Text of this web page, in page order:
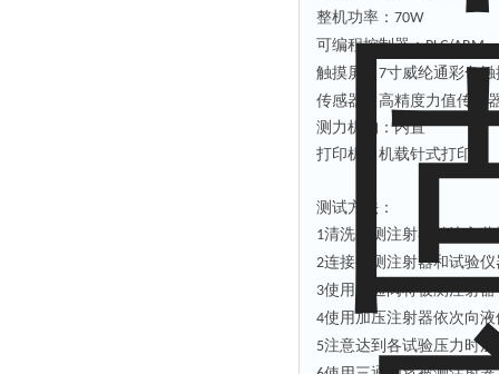
整机功率： 70W
可编程控制器：PLC/ARM
触摸屏： 7寸威纶通彩色触
传感器：高精度力值传感
测力机构：内置
打印机：机载针式打印机
测试方法：
1清洗被测注射器并注入蒸
2连接被测注射器和试验仪
3使用三通阀将被测注射
4使用加压注射器依次向
5注意达到各试验压力时